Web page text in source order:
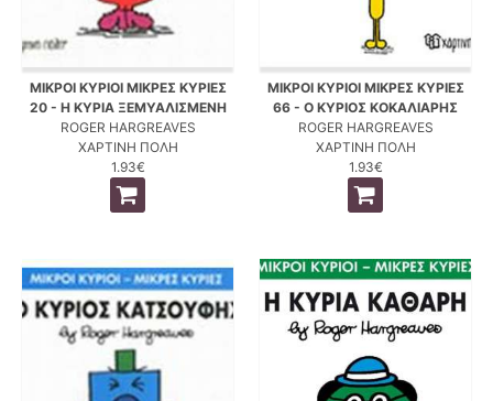
ΜΙΚΡΟΙ ΚΥΡΙΟΙ ΜΙΚΡΕΣ ΚΥΡΙΕΣ
20 - Η ΚΥΡΙΑ ΞΕΜΥΑΛΙΣΜΕΝΗ
ROGER HARGREAVES
ΧΑΡΤΙΝΗ ΠΟΛΗ
1.93€
ΜΙΚΡΟΙ ΚΥΡΙΟΙ ΜΙΚΡΕΣ ΚΥΡΙΕΣ
66 - Ο ΚΥΡΙΟΣ ΚΟΚΑΛΙΑΡΗΣ
ROGER HARGREAVES
ΧΑΡΤΙΝΗ ΠΟΛΗ
1.93€